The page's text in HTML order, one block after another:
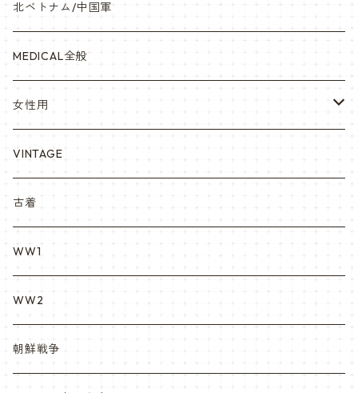
841マスク・BDUカスタム
赤ちゃん用
YARSOC
シャークマウス
REPRO レプロ
海軍/USN
宇宙軍
トレーニングウエア集
ポーラテック/POLARTEC
米軍放出品ブーツ
ピンズ類 階級章(ランク)・資格章等
アメリカ軍制服
サムズミリタリ屋さん
セスラー中田商店さん
EA east asia
DRAGON ドラゴン
Nyat Mil ニャットミル
カスタム KURI
VietnamEra ウエア
Vietnam ジャングルブーツ
北ベトナム/中国軍
MEDICAL全般
女性用
ARC アメリカンレッドクロス
NURES
VINTAGE
古着
WW1
WW2
朝鮮戦争